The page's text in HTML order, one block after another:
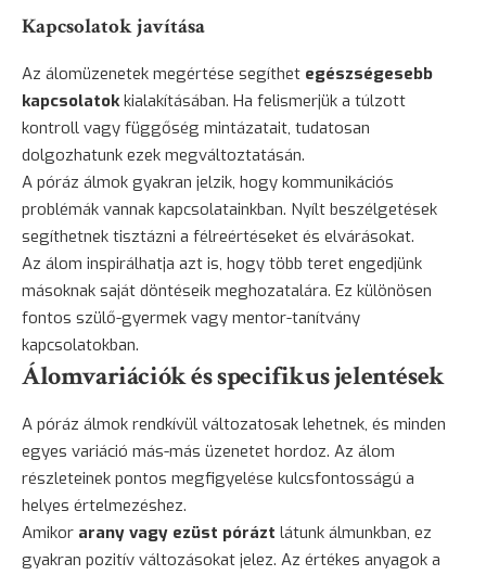
Kapcsolatok javítása
Az álomüzenetek megértése segíthet egészségesebb
kapcsolatokkialakításában. Ha felismerjük a túlzott
kontroll vagy függőség mintázatait, tudatosan
dolgozhatunk ezek megváltoztatásán.
A póráz álmok gyakran jelzik, hogy kommunikációs
problémák vannak kapcsolatainkban. Nyílt beszélgetések
segíthetnek tisztázni a félreértéseket és elvárásokat.
Az álom inspirálhatja azt is, hogy több teret engedjünk
másoknak saját döntéseik meghozatalára. Ez különösen
fontos szülő-gyermek vagy mentor-tanítvány
kapcsolatokban.
Álomvariációk és specifikus jelentések
A póráz álmok rendkívül változatosak lehetnek, és minden
egyes variáció más-más üzenetet hordoz. Az álom
részleteinek pontos megfigyelése kulcsfontosságú a
helyes értelmezéshez.
Amikor arany vagy ezüst pórázt látunk álmunkban, ez
gyakran pozitív változásokat jelez. Az értékes anyagok a